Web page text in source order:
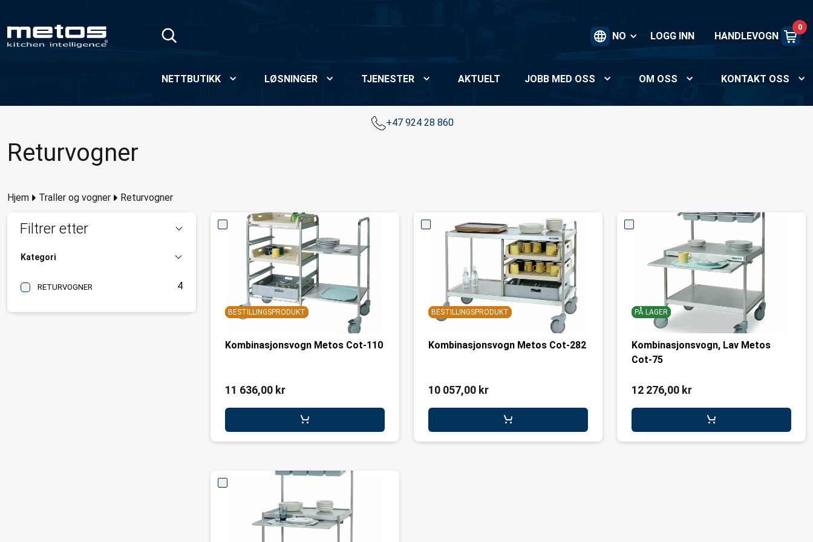
NO LOGG INN HANDLEVOGN
0
NETTBUTIKK LØSNINGER TJENESTER AKTUELT JOBB MED OSS OM OSS KONTAKT OSS
+47 924 28 860
Returvogner
Hjem Traller og vogner Returvogner
Filtrer etter
Kategori
RETURVOGNER 4
BESTILLINGSPRODUKT
Kombinasjonsvogn Metos Cot-110
11 636,00 kr
BESTILLINGSPRODUKT
Kombinasjonsvogn Metos Cot-282
10 057,00 kr
PÅ LAGER
Kombinasjonsvogn, Lav Metos
Cot-75
12 276,00 kr